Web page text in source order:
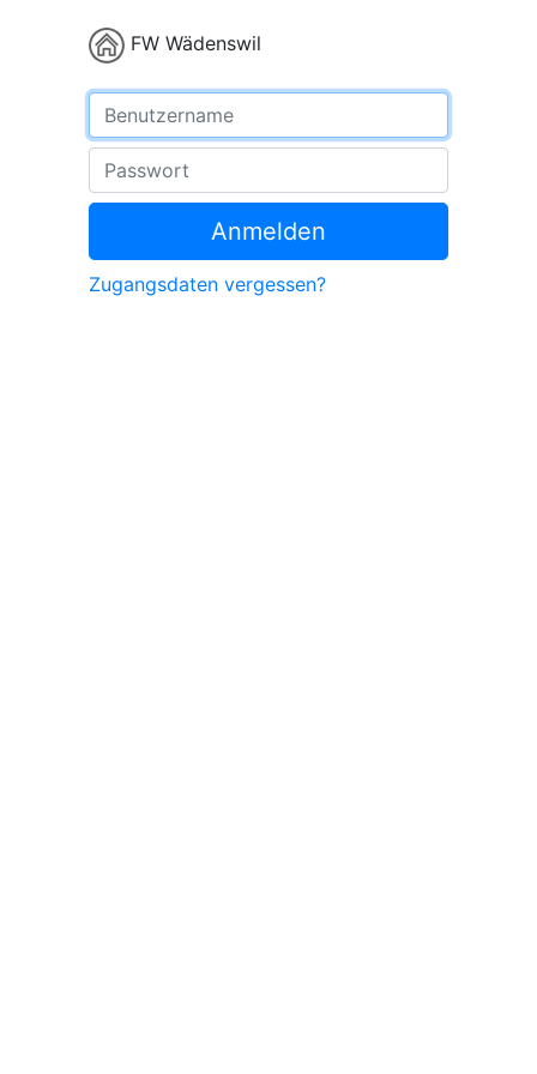
FW Wädenswil
Benutzername
Passwort
Anmelden
Zugangsdaten vergessen?